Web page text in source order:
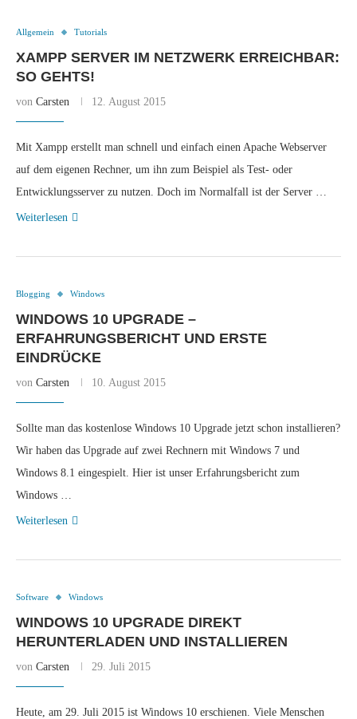
Allgemein Tutorials
XAMPP SERVER IM NETZWERK ERREICHBAR:
SO GEHTS!
von Carsten 12. August 2015
Mit Xampp erstellt man schnell und einfach einen Apache Webserver
auf dem eigenen Rechner, um ihn zum Beispiel als Test- oder
Entwicklungsserver zu nutzen. Doch im Normalfall ist der Server …
Weiterlesen
Blogging Windows
WINDOWS 10 UPGRADE –
ERFAHRUNGSBERICHT UND ERSTE
EINDRÜCKE
von Carsten 10. August 2015
Sollte man das kostenlose Windows 10 Upgrade jetzt schon installieren?
Wir haben das Upgrade auf zwei Rechnern mit Windows 7 und
Windows 8.1 eingespielt. Hier ist unser Erfahrungsbericht zum
Windows …
Weiterlesen
Software Windows
WINDOWS 10 UPGRADE DIREKT
HERUNTERLADEN UND INSTALLIEREN
von Carsten 29. Juli 2015
Heute, am 29. Juli 2015 ist Windows 10 erschienen. Viele Menschen